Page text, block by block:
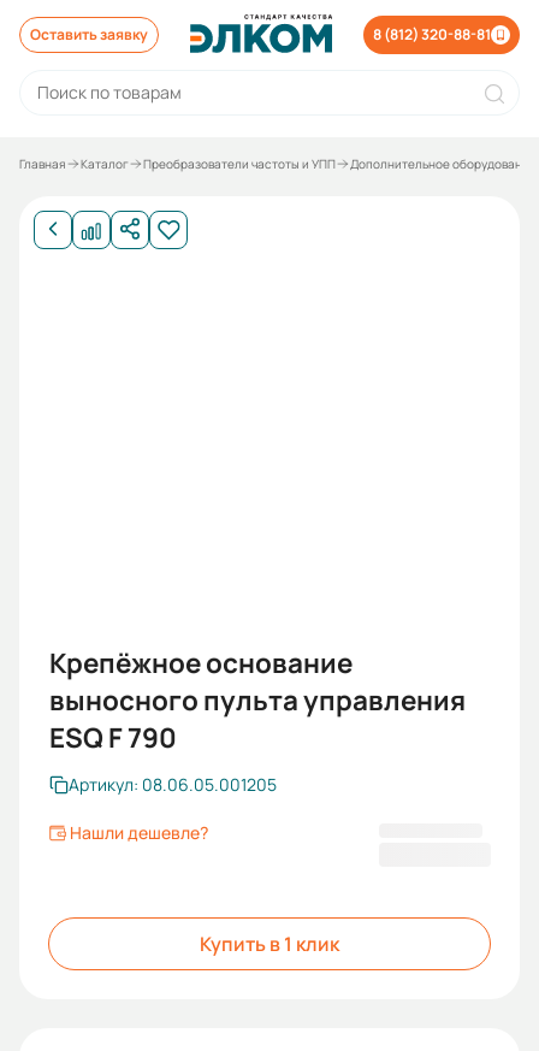
Оставить заявку 8 (812) 320-88-81
Главная Каталог Преобразователи частоты и УПП Дополнительное
Крепёжное основание
выносного пульта управления
ESQ F 790
Артикул: 08.06.05.001205
Нашли дешевле?
Купить в 1 клик